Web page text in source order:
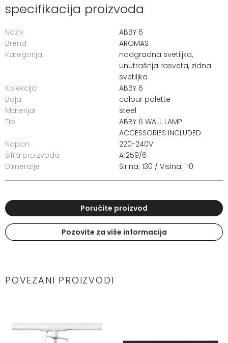
specifikacija proizvoda
Naziv
ABBY 6
Brend
AROMAS
Kategorija
nadgradna svetiljka,
unutrašnja rasveta, zidna
svetiljka
Kolekcija
ABBY 6
Boja
colour palette
Materijal
steel
Tip
ABBY 6 WALL LAMP
ACCESSORIES INCLUDED
Napon
220-240V
Šifra proizvoda
A1259/6
Dimenzije
Širina: 130 / Visina: 110
Poručite proizvod
Pozovite za više informacija
POVEZANI PROIZVODI